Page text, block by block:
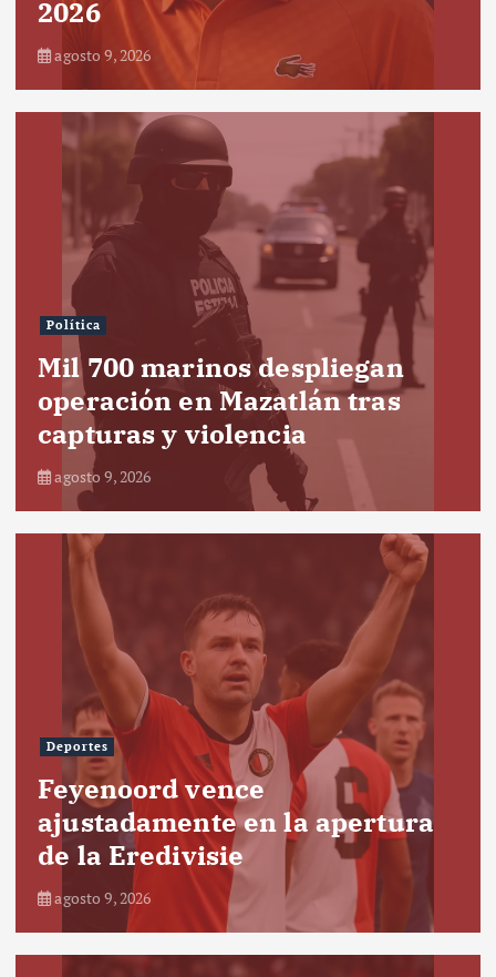
2026
agosto 9, 2026
Política
Mil 700 marinos despliegan
operación en Mazatlán tras
capturas y violencia
agosto 9, 2026
Deportes
Feyenoord vence
ajustadamente en la apertura
de la Eredivisie
agosto 9, 2026